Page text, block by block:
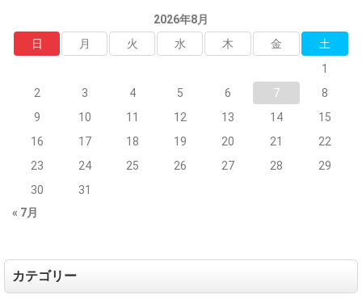
2026年8月
日
月 火 水 木 金
土
1
2
3 4 5 6 7
8
9
10 11 12 13 14
15
16
17 18 19 20 21
22
23
24 25 26 27 28
29
30
31
« 7月
カテゴリー